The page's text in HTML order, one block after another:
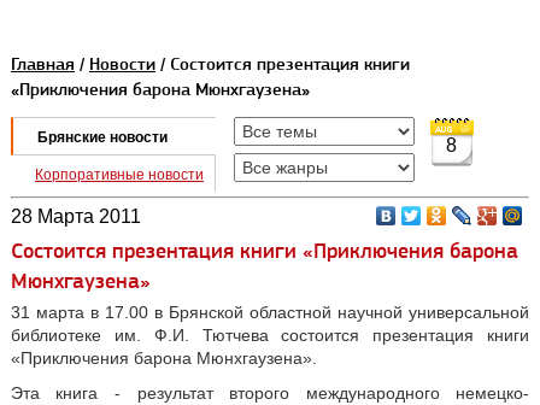
Главная / Новости/ Состоится презентация книги
«Приключения барона Мюнхгаузена»
Брянские новости
Корпоративные новости
8
28 Марта 2011
Состоится презентация книги «Приключения барона
Мюнхгаузена»
31 марта в 17.00 в Брянской областной научной универсальной
библиотеке им. Ф.И. Тютчева состоится презентация книги
«Приключения барона Мюнхгаузена».
Эта книга - результат второго международного немецко-